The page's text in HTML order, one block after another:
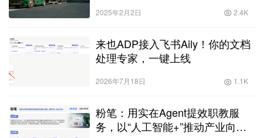
2025年2月2日 2.4K
来也ADP接入飞书Aily！你的文档
处理专家，一键上线
2026年7月18日 1.1K
粉笔：用实在Agent提效职教服
务，以“人工智能+”推动产业向智